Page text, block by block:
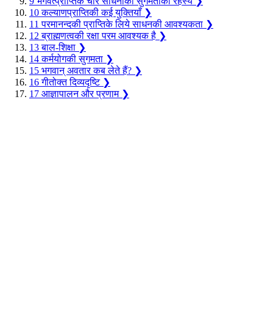
10 कल्याणप्राप्तिकी कई युक्तियाँ ❯
11 परमानन्दकी प्राप्तिके लिये साधनकी आवश्यकता ❯
12 ब्राह्मणत्वकी रक्षा परम आवश्यक है ❯
13 बाल-शिक्षा ❯
14 कर्मयोगकी सुगमता ❯
15 भगवान् अवतार कब लेते हैं? ❯
16 गीतोक्त दिव्यदृष्टि ❯
17 आज्ञापालन और प्रणाम ❯